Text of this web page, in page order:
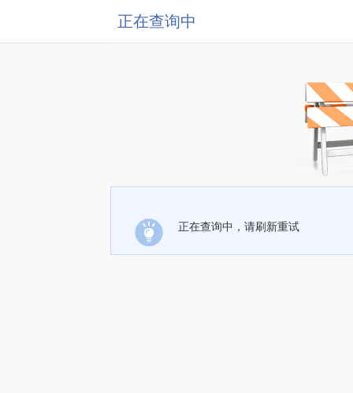
正在查询中
正在查询中，请刷新重试